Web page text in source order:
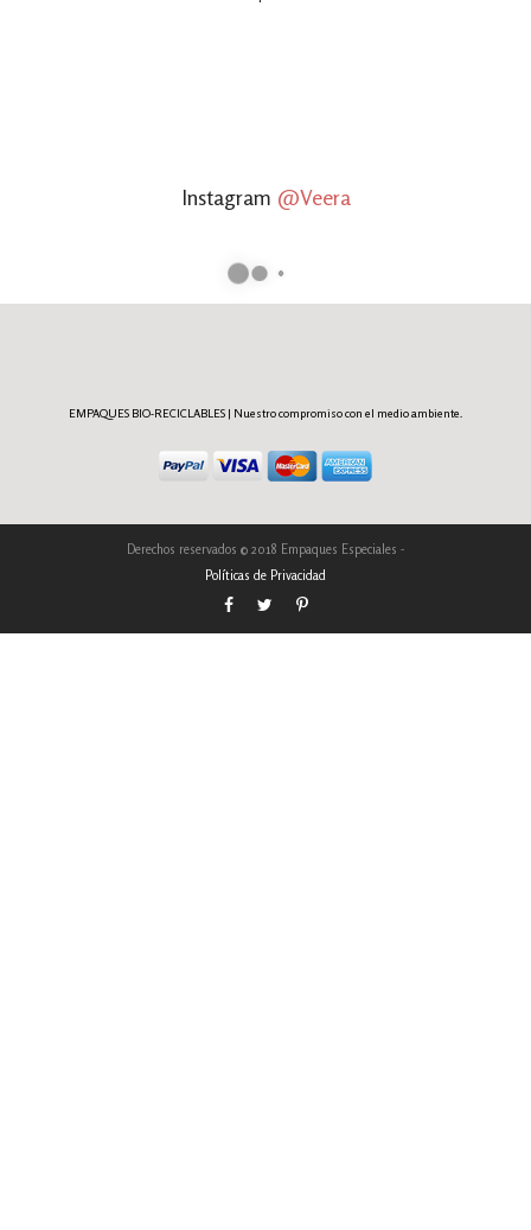
Instagram @Veera
EMPAQUES BIO-RECICLABLES | Nuestro compromiso con el medio ambiente.
Derechos reservados © 2018 Empaques Especiales -
Políticas de Privacidad